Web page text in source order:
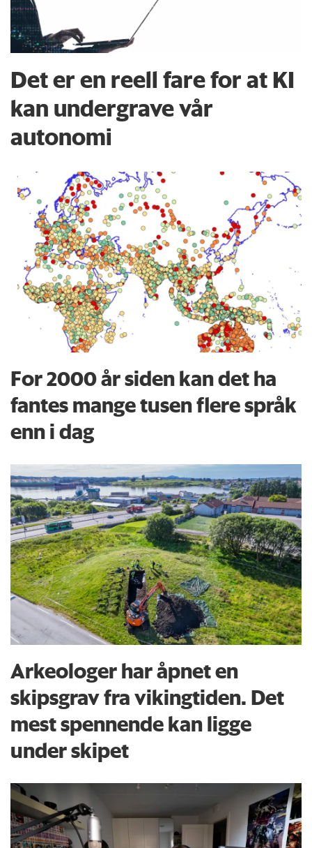
Det er en reell fare for at KI
kan undergrave vår
autonomi
For 2000 år siden kan det ha
fantes mange tusen flere språk
enn i dag
Arkeologer har åpnet en
skipsgrav fra vikingtiden. Det
mest spennende kan ligge
under skipet